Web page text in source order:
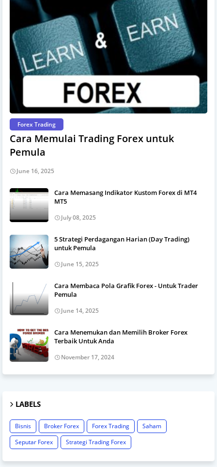
Forex Trading
Cara Memulai Trading Forex untuk
Pemula
June 16, 2025
Cara Memasang Indikator Kustom Forex di MT4
MT5
July 08, 2025
5 Strategi Perdagangan Harian (Day Trading)
untuk Pemula
June 15, 2025
Cara Membaca Pola Grafik Forex - Untuk Trader
Pemula
June 14, 2025
Cara Menemukan dan Memilih Broker Forex
Terbaik Untuk Anda
November 17, 2024
LABELS
Bisnis Broker Forex Forex Trading
Saham
Seputar Forex
Strategi Trading Forex